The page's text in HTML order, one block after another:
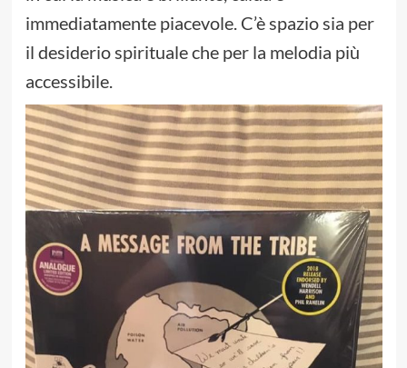
immediatamente piacevole. C’è spazio sia per
il desiderio spirituale che per la melodia più
accessibile.